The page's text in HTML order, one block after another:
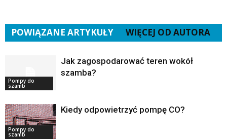
POWIĄZANE ARTYKUŁY WIĘCEJ OD AUTORA
Pompy do
szamb
Jak zagospodarować teren wokół
szamba?
Pompy do
szamb
Kiedy odpowietrzyć pompę CO?